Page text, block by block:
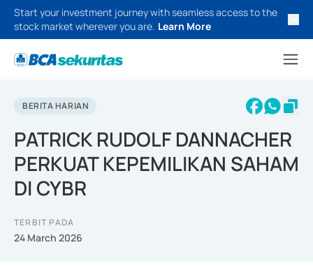
Start your investment journey with seamless access to the
stock market wherever you are. Learn More
BERITA HARIAN
PATRICK RUDOLF DANNACHER
PERKUAT KEPEMILIKAN SAHAM
DI CYBR
TERBIT PADA
24 March 2026